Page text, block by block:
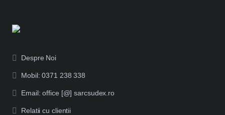
Despre Noi
Mobil: 0371 238 338
Email: office [@] sarcsudex.ro
Relatii cu clientii